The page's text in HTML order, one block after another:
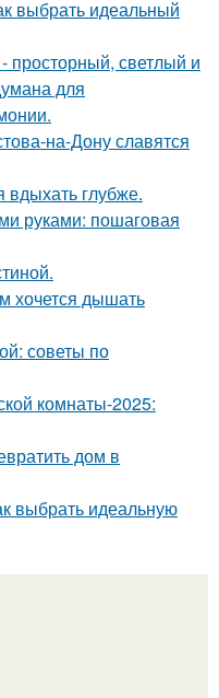
выбрать идеальный
просторный, светлый и
для
на-Дону славятся
вдыхать глубже.
руками: пошаговая
хочется дышать
советы по
комнаты-2025:
дом в
выбрать идеальную